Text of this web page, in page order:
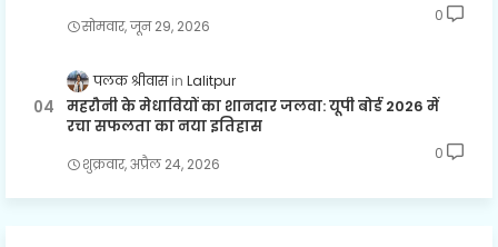
सोमवार, जून 29, 2026
0
पलक श्रीवास Lalitpur
महरौनी के मेधावियों का शानदार जलवा: यूपी बोर्ड 2026 में
रचा सफलता का नया इतिहास
शुक्रवार, अप्रैल 24, 2026
0